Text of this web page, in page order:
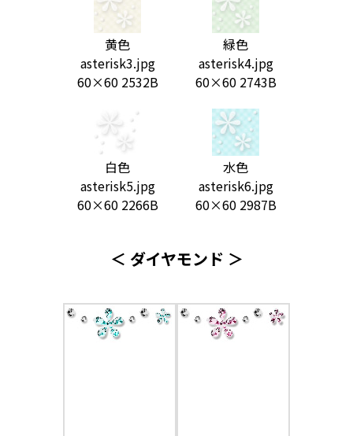
黄色
asterisk3.jpg
60×60 2532B
緑色
asterisk4.jpg
60×60 2743B
白色
asterisk5.jpg
60×60 2266B
水色
asterisk6.jpg
60×60 2987B
＜ ダイヤモンド ＞